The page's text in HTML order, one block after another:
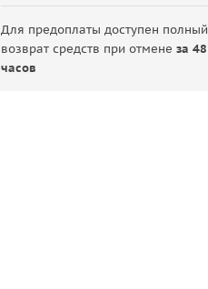
Для предоплаты доступен полный
возврат средств при отменеза 48
часов